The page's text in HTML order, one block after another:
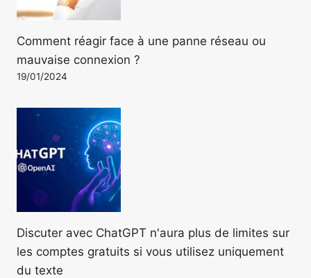
Comment réagir face à une panne réseau ou
mauvaise connexion ?
19/01/2024
Discuter avec ChatGPT n'aura plus de limites sur
les comptes gratuits si vous utilisez uniquement
du texte